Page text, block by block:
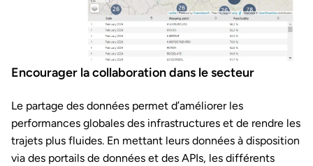
Encourager la collaboration dans le secteur
Le partage des données permet d’améliorer les
performances globales des infrastructures et de rendre les
trajets plus fluides. En mettant leurs données à disposition
via des portails de données et des APIs, les différents